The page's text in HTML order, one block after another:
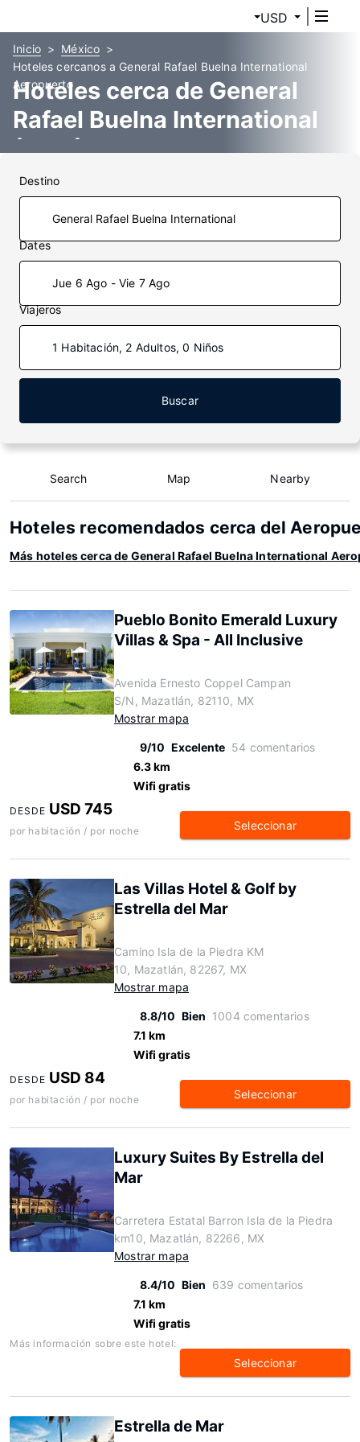
USD
Inicio
México
Hoteles cercanos a General Rafael Buelna International
Aeropuerto
Hoteles cerca de General
Rafael Buelna International
(MZT)
Destino
Dates
Jue 6 Ago - Vie 7 Ago
Viajeros
1 Habitación, 2 Adultos, 0 Niños
Buscar
Search Map Nearby
Hoteles recomendados cerca del
Más hoteles cerca de General Rafael Buelna International
Pueblo Bonito Emerald Luxury
Villas & Spa - All Inclusive
Avenida Ernesto Coppel Campan
S/N, Mazatlán, 82110, MX
Mostrar mapa
9/10 Excelente 54 comentarios
6.3 km
Wifi gratis
DESDE USD 745
por habitación / por noche Seleccionar
Las Villas Hotel & Golf by
Estrella del Mar
Camino Isla de la Piedra KM
10, Mazatlán, 82267, MX
Mostrar mapa
8.8/10 Bien 1004 comentarios
7.1 km
Wifi gratis
DESDE USD 84
por habitación / por noche Seleccionar
Luxury Suites By Estrella del
Mar
Carretera Estatal Barron Isla de la Piedra
km10, Mazatlán, 82266, MX
Mostrar mapa
8.4/10 Bien 639 comentarios
7.1 km
Wifi gratis
Más información sobre este hotel:
Seleccionar
Estrella de Mar